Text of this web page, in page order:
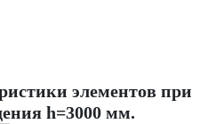
элементов при
h=3000 мм.